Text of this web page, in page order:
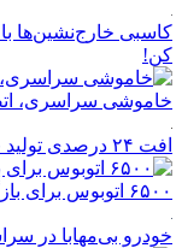
کن!
خاموشی سراسری،
افت ۲۴ درصدی تولید خودرو در کشور
۶۵۰۰ اتوبوس برای بازگشت زائران از مرز مهران اعزام می‌شود
خودرو بی‌مهابا در